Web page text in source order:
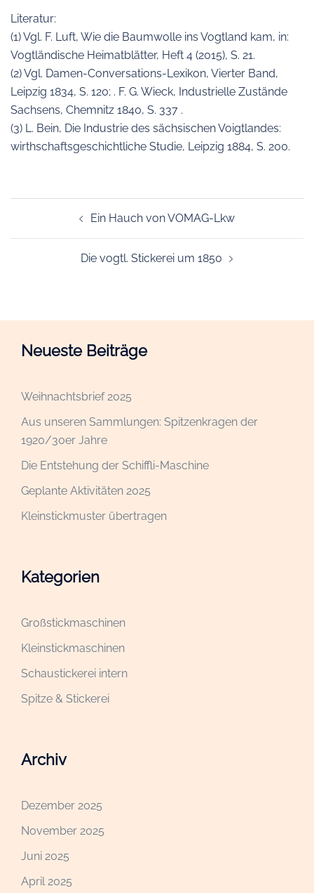
Literatur:
(1) Vgl. F. Luft, Wie die Baumwolle ins Vogtland kam, in:
Vogtländische Heimatblätter, Heft 4 (2015), S. 21.
(2) Vgl. Damen-Conversations-Lexikon, Vierter Band,
Leipzig 1834, S. 120; . F. G. Wieck, Industrielle Zustände
Sachsens, Chemnitz 1840, S. 337 .
(3) L. Bein, Die Industrie des sächsischen Voigtlandes:
wirthschaftsgeschichtliche Studie, Leipzig 1884, S. 200.
Ein Hauch von VOMAG-Lkw
Die vogtl. Stickerei um 1850
Neueste Beiträge
Weihnachtsbrief 2025
Aus unseren Sammlungen: Spitzenkragen der
1920/30er Jahre
Die Entstehung der Schiffli-Maschine
Geplante Aktivitäten 2025
Kleinstickmuster übertragen
Kategorien
Großstickmaschinen
Kleinstickmaschinen
Schaustickerei intern
Spitze & Stickerei
Archiv
Dezember 2025
November 2025
Juni 2025
April 2025